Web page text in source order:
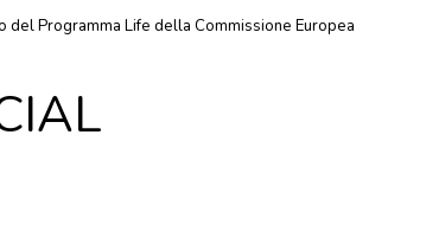
del Programma Life della Commissione Europea